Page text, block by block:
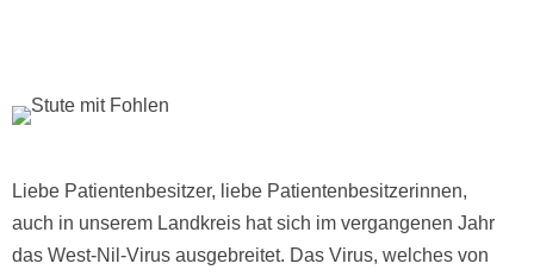
Liebe Patientenbesitzer, liebe Patientenbesitzerinnen,
auch in unserem Landkreis hat sich im vergangenen Jahr
das West-Nil-Virus ausgebreitet. Das Virus, welches von